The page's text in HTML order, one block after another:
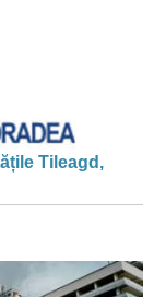
Tileagd,